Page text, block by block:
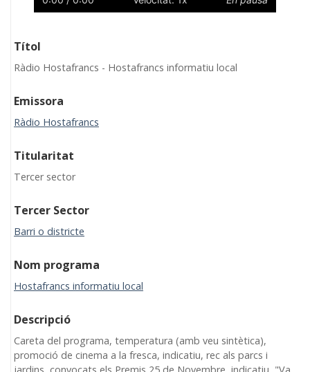
Títol
Ràdio Hostafrancs - Hostafrancs informatiu local
Emissora
Ràdio Hostafrancs
Titularitat
Tercer sector
Tercer Sector
Barri o districte
Nom programa
Hostafrancs informatiu local
Descripció
Careta del programa, temperatura (amb veu sintètica),
promoció de cinema a la fresca, indicatiu, rec als parcs i